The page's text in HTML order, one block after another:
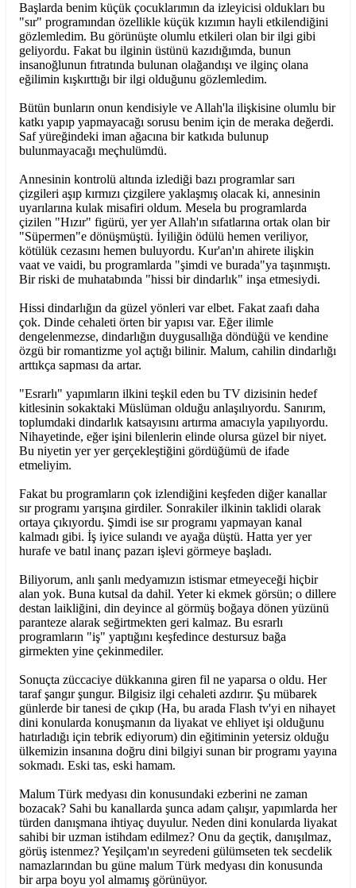
Başlarda benim küçük çocuklarımın da izleyicisi oldukları bu
"sır" programından özellikle küçük kızımın hayli etkilendiğini
gözlemledim. Bu görünüşte olumlu etkileri olan bir ilgi gibi
geliyordu. Fakat bu ilginin üstünü kazıdığımda, bunun
insanoğlunun fıtratında bulunan olağandışı ve ilginç olana
eğilimin kışkırttığı bir ilgi olduğunu gözlemledim.
Bütün bunların onun kendisiyle ve Allah'la ilişkisine olumlu bir
katkı yapıp yapmayacağı sorusu benim için de meraka değerdi.
Saf yüreğindeki iman ağacına bir katkıda bulunup
bulunmayacağı meçhulümdü.
Annesinin kontrolü altında izlediği bazı programlar sarı
çizgileri aşıp kırmızı çizgilere yaklaşmış olacak ki, annesinin
uyarılarına kulak misafiri oldum. Mesela bu programlarda
çizilen "Hızır" figürü, yer yer Allah'ın sıfatlarına ortak olan bir
"Süpermen"e dönüşmüştü. İyiliğin ödülü hemen veriliyor,
kötülük cezasını hemen buluyordu. Kur'an'ın ahirete ilişkin
vaat ve vaidi, bu programlarda "şimdi ve burada"ya taşınmıştı.
Bir riski de muhatabında "hissi bir dindarlık" inşa etmesiydi.
Hissi dindarlığın da güzel yönleri var elbet. Fakat zaafı daha
çok. Dinde cehaleti örten bir yapısı var. Eğer ilimle
dengelenmezse, dindarlığın duygusallığa döndüğü ve kendine
özgü bir romantizme yol açtığı bilinir. Malum, cahilin dindarlığı
arttıkça sapması da artar.
"Esrarlı" yapımların ilkini teşkil eden bu TV dizisinin hedef
kitlesinin sokaktaki Müslüman olduğu anlaşılıyordu. Sanırım,
toplumdaki dindarlık katsayısını artırma amacıyla yapılıyordu.
Nihayetinde, eğer işini bilenlerin elinde olursa güzel bir niyet.
Bu niyetin yer yer gerçekleştiğini gördüğümü de ifade
etmeliyim.
Fakat bu programların çok izlendiğini keşfeden diğer kanallar
sır programı yarışına girdiler. Sonrakiler ilkinin taklidi olarak
ortaya çıkıyordu. Şimdi ise sır programı yapmayan kanal
kalmadı gibi. İş iyice sulandı ve ayağa düştü. Hatta yer yer
hurafe ve batıl inanç pazarı işlevi görmeye başladı.
Biliyorum, anlı şanlı medyamızın istismar etmeyeceği hiçbir
alan yok. Buna kutsal da dahil. Yeter ki ekmek görsün; o dillere
destan laikliğini, din deyince al görmüş boğaya dönen yüzünü
paranteze alarak seğirtmekten geri kalmaz. Bu esrarlı
programların "iş" yaptığını keşfedince destursuz bağa
girmekten yine çekinmediler.
Sonuçta züccaciye dükkanına giren fil ne yaparsa o oldu. Her
taraf şangır şungur. Bilgisiz ilgi cehaleti azdırır. Şu mübarek
günlerde bir tanesi de çıkıp (Ha, bu arada Flash tv'yi en nihayet
dini konularda konuşmanın da liyakat ve ehliyet işi olduğunu
hatırladığı için tebrik ediyorum) din eğitiminin yetersiz olduğu
ülkemizin insanına doğru dini bilgiyi sunan bir programı yayına
sokmadı. Eski tas, eski hamam.
Malum Türk medyası din konusundaki ezberini ne zaman
bozacak? Sahi bu kanallarda şunca adam çalışır, yapımlarda her
türden danışmana ihtiyaç duyulur. Neden dini konularda liyakat
sahibi bir uzman istihdam edilmez? Onu da geçtik, danışılmaz,
görüş istenmez? Yeşilçam'ın seyredeni gülümseten tek secdelik
namazlarından bu güne malum Türk medyası din konusunda
bir arpa boyu yol almamış görünüyor.